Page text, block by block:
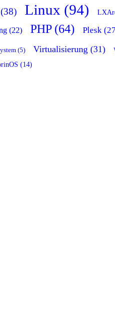
Linux (94)
(22) PHP (64) Plesk
(5) Virtualisierung (31)
(14)